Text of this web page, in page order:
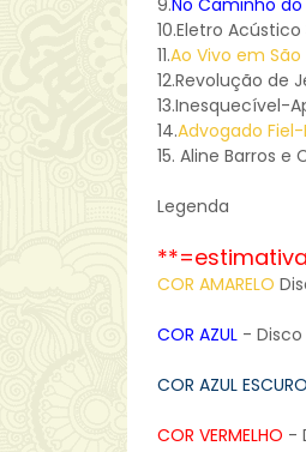
9.No Caminho
10.Eletro
11.Ao Vivo em
12.Revolução de
13.Inesquecível-
14.Advogado Fiel-
15. Aline Barros e
Legenda
COR AMARELO
COR AZUL- Disco
COR AZUL ESCURO
COR VERMELHO -